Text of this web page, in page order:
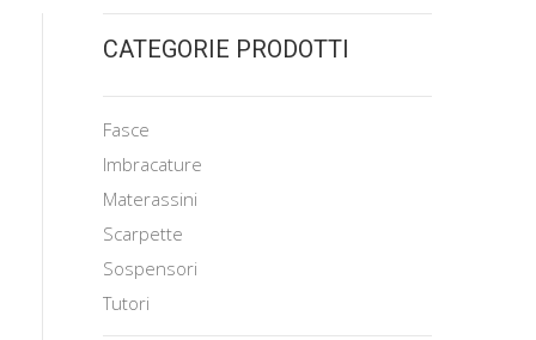
CATEGORIE PRODOTTI
Fasce
Imbracature
Materassini
Scarpette
Sospensori
Tutori